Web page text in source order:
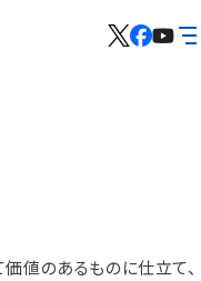
値のあるものに仕立て、